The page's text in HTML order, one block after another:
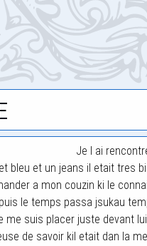
Je l ai
bleu et un jeans il etait tres
a mon couzin ki le
le temps passa jsukau
me suis placer juste devant
de savoir kil etait dan la